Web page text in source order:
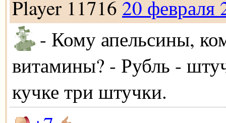
Player 11716 20 февраля
- Кому апельсины,
витамины? - Рубль -
кучке три штучки.